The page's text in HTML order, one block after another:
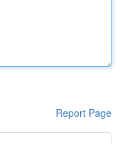
Report Page